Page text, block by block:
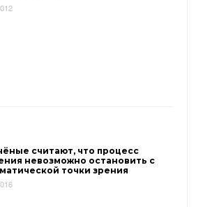
считают, что процесс
невозможно остановить с
точки зрения